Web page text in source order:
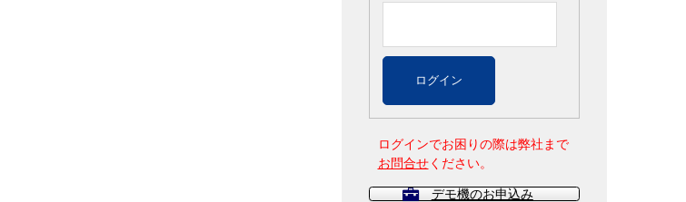
ログインでお困りの際は弊社まで
お問合せください。
デモ機のお申込み